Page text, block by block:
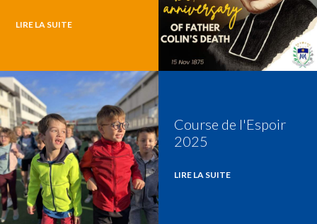
LIRE LA SUITE
Course de l'Espoir
2025
LIRE LA SUITE